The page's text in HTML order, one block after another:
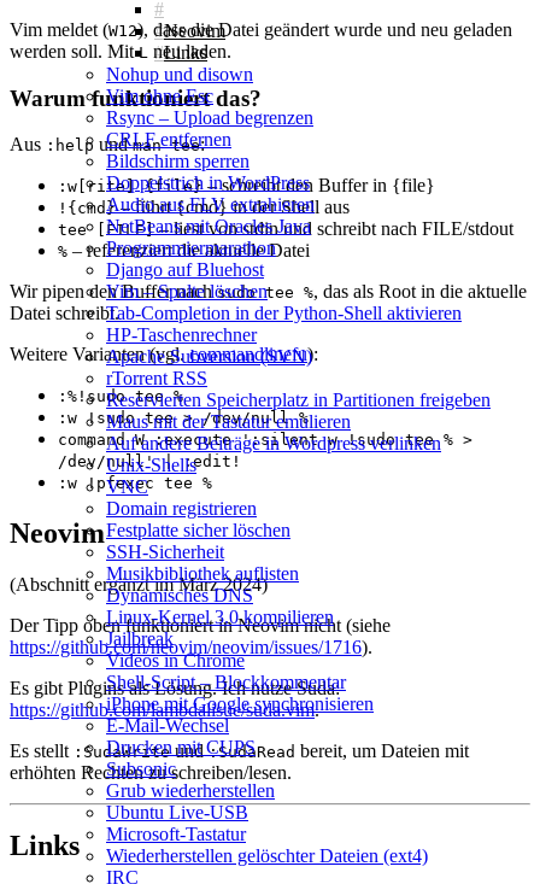
Neovim
Links
Nohup und disown
Vim ohne Esc
Rsync – Upload begrenzen
CRLF entfernen
Bildschirm sperren
Doppelstrich in WordPress
Audio aus FLV extrahieren
NetBeans mit Oracles Java
Programmiermarathon
Django auf Bluehost
Vim – Spalte löschen
Tab-Completion in der Python-Shell aktivieren
HP-Taschenrechner
Apache Subversion (SVN)
rTorrent RSS
Reservierten Speicherplatz in Partitionen freigeben
Maus mit der Tastatur emulieren
Auf andere Beiträge in Wordpress verlinken
Unix-Shells
VNC
Domain registrieren
Festplatte sicher löschen
SSH‑Sicherheit
Musikbibliothek auflisten
Dynamisches DNS
Linux‑Kernel 3.0 kompilieren
Jailbreak
Videos in Chrome
Shell‑Script – Blockkommentar
iPhone mit Google synchronisieren
E‑Mail‑Wechsel
Drucken mit CUPS
Subsonic
Grub wiederherstellen
Ubuntu Live‑USB
Microsoft‑Tastatur
Wiederherstellen gelöschter Dateien (ext4)
IRC
Vim meldet (W12), dass die Datei geändert wurde und neu geladen
werden soll. MitL neu laden.
Warum funktioniert das?
Aus :help undman tee:
:w[rite] {file}– schreibt den Buffer in {file}
!{cmd}– führt {cmd} in der Shell aus
tee [FILE]– liest von stdin und schreibt nach FILE/stdout
% – referenziert die aktuelle Datei
Wir pipen den Buffer nachsudo tee %, das als Root in die aktuelle
Datei schreibt.
Weitere Varianten (vgl.commandlinefu):
:%!sudo tee %
:w !sudo tee > /dev/null %
command W :execute ':silent w !sudo tee % >
/dev/null' | :edit!
:w !pfexec tee %
Neovim
(Abschnitt ergänzt im März 2024)
Der Tipp oben funktioniert in Neovim nicht (siehe
https://github.com/neovim/neovim/issues/1716).
Es gibt Plugins als Lösung. Ich nutze Suda:
https://github.com/lambdalisue/suda.vim.
Es stellt :SudaWriteund:SudaRead bereit, um Dateien mit
erhöhten Rechten zu schreiben/lesen.
Links